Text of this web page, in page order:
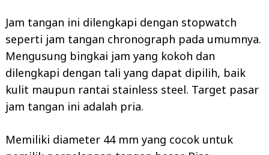
Jam tangan ini dilengkapi dengan stopwatch
seperti jam tangan chronograph pada umumnya.
Mengusung bingkai jam yang kokoh dan
dilengkapi dengan tali yang dapat dipilih, baik
kulit maupun rantai stainless steel. Target pasar
jam tangan ini adalah pria.
Memiliki diameter 44 mm yang cocok untuk